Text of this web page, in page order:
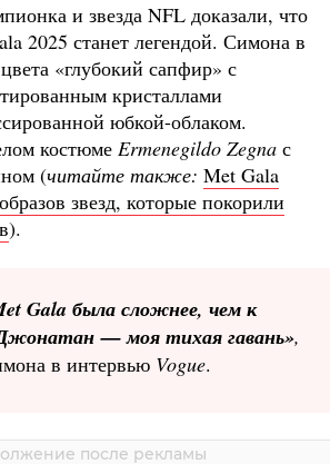
и звезда NFL доказали, что
2025 станет легендой. Симона в
цвета «глубокий сапфир» с
кристаллами
юбкой-облаком.
костюме Ermenegildo Zegna с
(читайте также: Met Gala
звезд, которые покорили
).
Gala была сложнее, чем к
— моя тихая гавань»,
в интервью Vogue.